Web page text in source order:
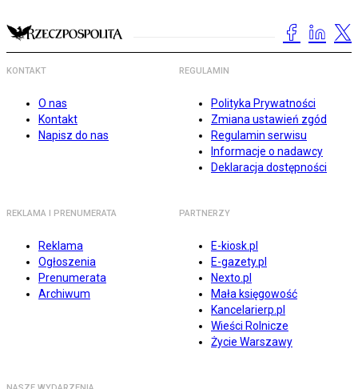
KONTAKT
O nas
Kontakt
Napisz do nas
REGULAMIN
Polityka Prywatności
Zmiana ustawień zgód
Regulamin serwisu
Informacje o nadawcy
Deklaracja dostępności
REKLAMA I PRENUMERATA
Reklama
Ogłoszenia
Prenumerata
Archiwum
PARTNERZY
E-kiosk.pl
E-gazety.pl
Nexto.pl
Mała księgowość
Kancelarierp.pl
Wieści Rolnicze
Życie Warszawy